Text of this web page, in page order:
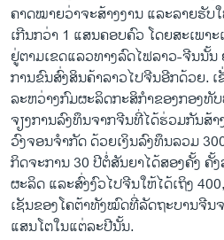
ຄາດໝາຍວ່າຈະສ້າງງານ ແລະລາຍຮັບ
ເກີນກວ່າ 1 ແສນຄອບຄົວ ໂດຍສະເພ
ຢູ່ຕາມເຂດແລວທາງລົດໄຟລາວ-ຈີນນັ້
ການຂົນສົ່ງສິນຄ້າລາວໄປຈີນອີກດ້ວຍ.
ລະຫວ່າງກົມຜະລິດກະສິກໍາຂອງກອງທັ
ຈຽງການລົງທຶນຈາກຈີນທີ່ໄດ້ຮ່ວມກັນສ້
ວົງຈອນຈໍາກັດ ດ້ວຍເງິນລົງທຶນລວມ
ກິດຈະການ 30 ປີຕໍ່ສັນຍາໄດ້ສອງຄັ້ງ ຄັ້
ຜະລິດ ແລະສົ່ງງົວໄປຈີນໃຫ້ໄດ້ເຖິງ
ເຊັນຂອງໂຄຕ້າທັງໝົດທີ່ລັດຖະບານຈີນ
ແສນໂຕໃນແຕ່ລະປີນັ້ນ.